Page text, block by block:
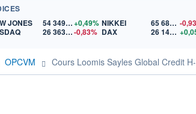
JONES
54 349,12+0,49%
26 363,44-0,83%
NIKKEI 65 683,26 -
DAX
26 140,14
OPCVM Cours Loomis Sayles Global Credit